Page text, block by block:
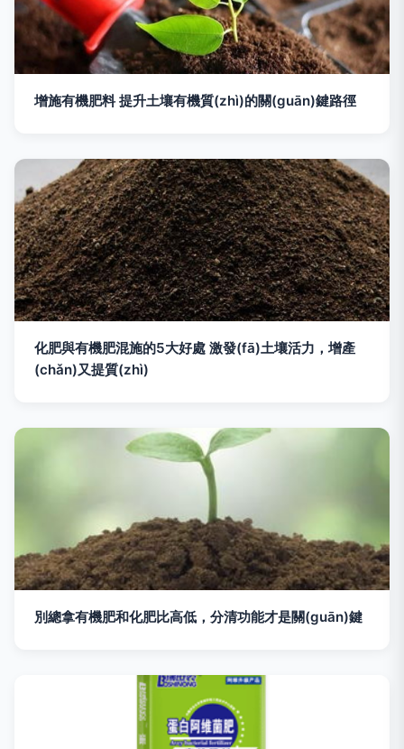
增施有機肥料 提升土壤有機質(zhì)的關(guān)鍵路徑
化肥與有機肥混施的5大好處 激發(fā)土壤活力，增產
(chǎn)又提質(zhì)
別總拿有機肥和化肥比高低，分清功能才是關(guān)鍵